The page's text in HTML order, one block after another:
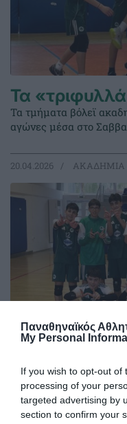
Παναθηναϊκός
My Personal
If you wish to opt-out of
processing of your
targeted advertising by
section to confirm your
Τα
Τα τμήματα βόλεϊ
αγώνες μέσα στο
20.04.2026 ΑΚΑΔΗΜΙΑ
Πράσινη
Μυτιλήνη
Η ομάδα Αγοριών Κ17